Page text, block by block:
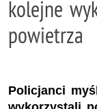
kolejne
powietrza
Policjanci